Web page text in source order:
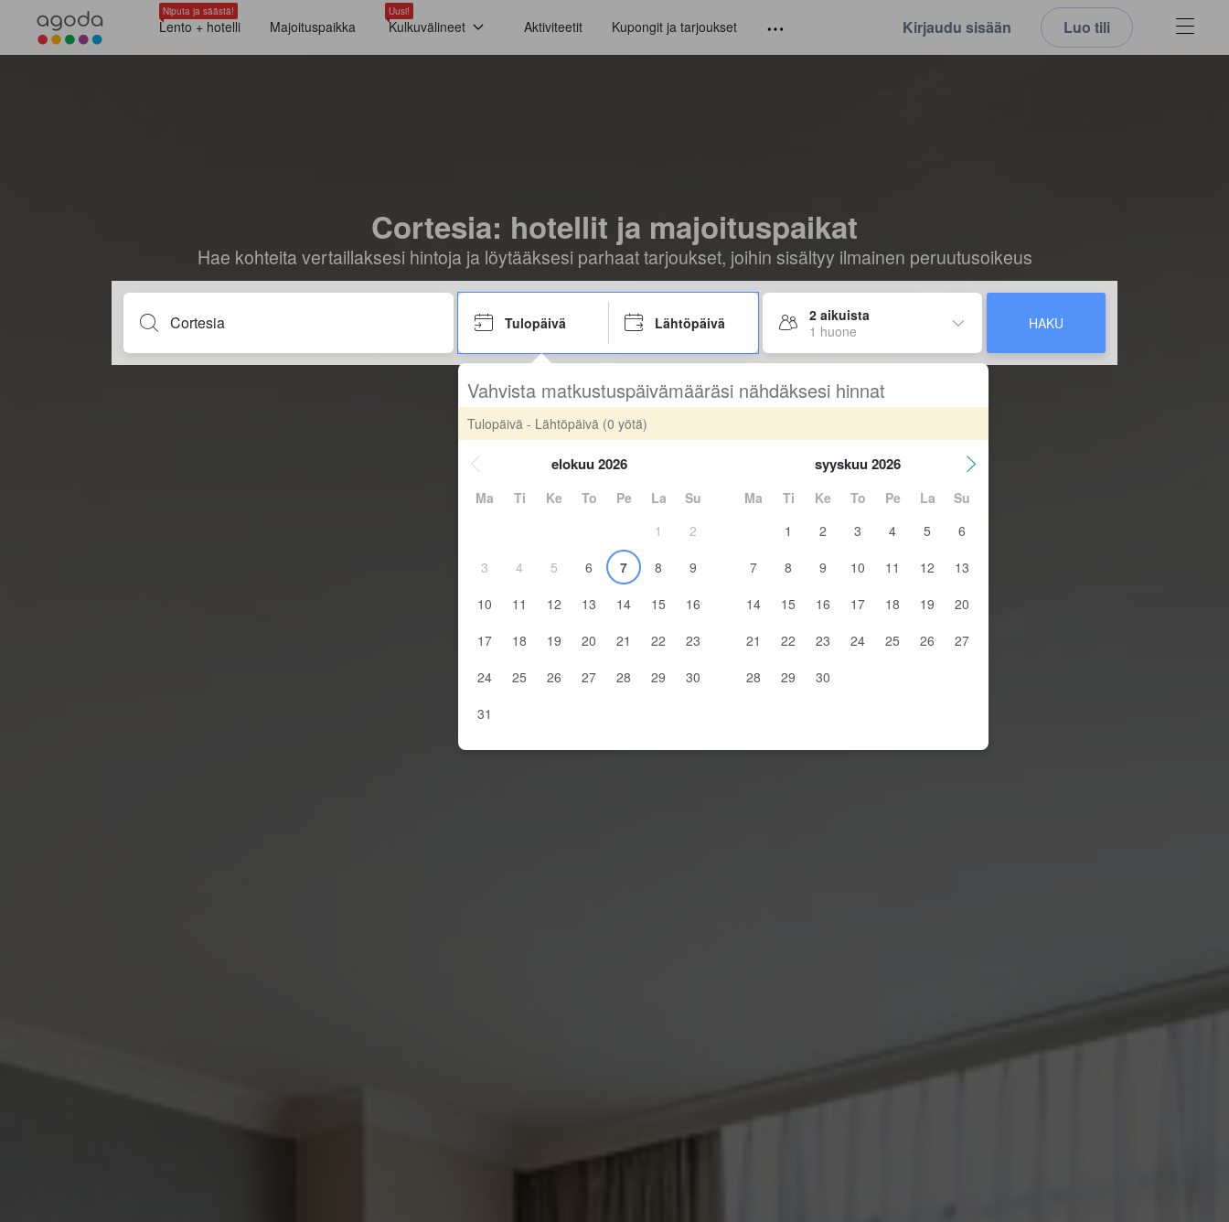
Niputa ja säästä!
Lento + hotelli Majoituspaikka
Uusi!
Kulkuvälineet Aktiviteetit Kupongit ja tarjoukset Kirjaudu sisään Luo tili
Cortesia: hotellit ja majoituspaikat
Hae kohteita vertaillaksesi hintoja ja löytääksesi parhaat tarjoukset, joihin sisältyy ilmainen peruutusoikeus
Tulopäivä Lähtöpäivä
2 aikuista
1 huone
HAKU
Vahvista matkustuspäivämääräsi nähdäksesi hinnat
Tulopäivä - Lähtöpäivä (0 yötä)
elokuu 2026
Ma Ti Ke To Pe La
Su
1
2
3
4 5 6 7 8
9
10
11 12 13 14 15
16
17
18 19 20 21 22
23
24
25 26 27 28 29
30
31
syyskuu 2026
Ma Ti Ke To Pe La
Su
1
2 3 4 5
6
7
8 9 10 11 12
13
14
15 16 17 18 19
20
21
22 23 24 25 26
27
28
29 30